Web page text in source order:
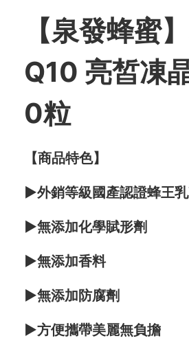
【泉發蜂蜜
Q10 亮皙凍
0粒
【商品特色】
►外銷等級國產認證蜂王
►無添加化學賦形劑
►無添加香料
►無添加防腐劑
►方便攜帶美麗無負擔